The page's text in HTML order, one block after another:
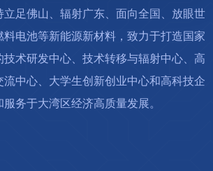
立足佛山、辐射广东、面向全国、放眼世
电池等新能源新材料，致力于打造国家
术研发中心、技术转移与辐射中心、高
中心、大学生创新创业中心和高科技企
务于大湾区经济高质量发展。